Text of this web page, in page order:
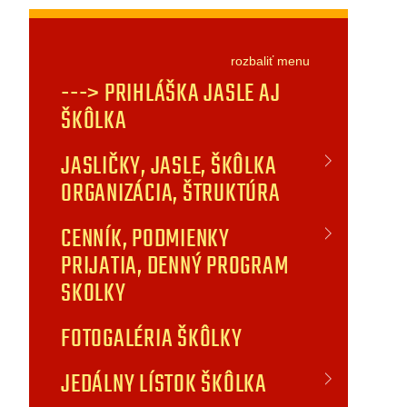
rozbaliťmenu
---> PRIHLÁŠKA JASLE AJ
ŠKÔLKA
JASLIČKY, JASLE, ŠKÔLKA
ORGANIZÁCIA, ŠTRUKTÚRA
CENNÍK, PODMIENKY
PRIJATIA, DENNÝ PROGRAM
SKOLKY
FOTOGALÉRIA ŠKÔLKY
JEDÁLNY LÍSTOK ŠKÔLKA